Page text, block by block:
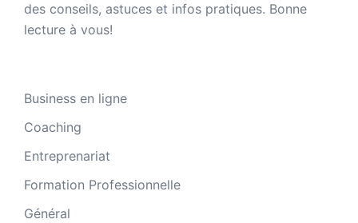
des conseils, astuces et infos pratiques. Bonne
lecture à vous!
Business en ligne
Coaching
Entreprenariat
Formation Professionnelle
Général